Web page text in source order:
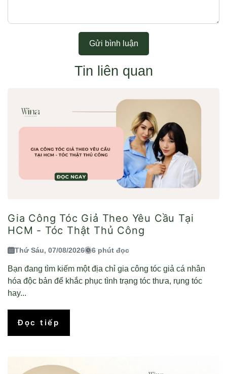
Gửi bình luận
Tin liên quan
Gia Công Tóc Giả Theo Yêu Cầu Tại
HCM - Tóc Thật Thủ Công
Thứ Sáu, 07/08/2026 6 phút đọc
Bạn đang tìm kiếm một địa chỉ gia công tóc giả cá nhân
hóa độc bản để khắc phục tình trạng tóc thưa, rụng tóc
hay...
Đọc tiếp